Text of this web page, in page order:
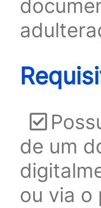
de um
ou via o